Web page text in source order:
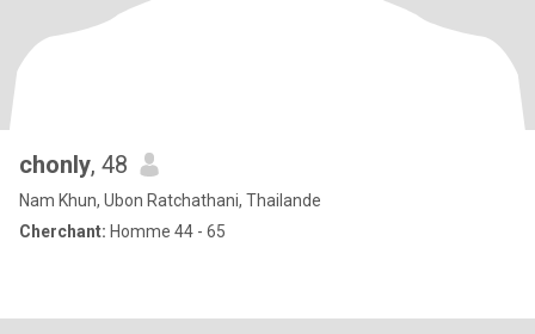
chonly, 48
Nam Khun, Ubon Ratchathani, Thailande
Cherchant: Homme 44 - 65